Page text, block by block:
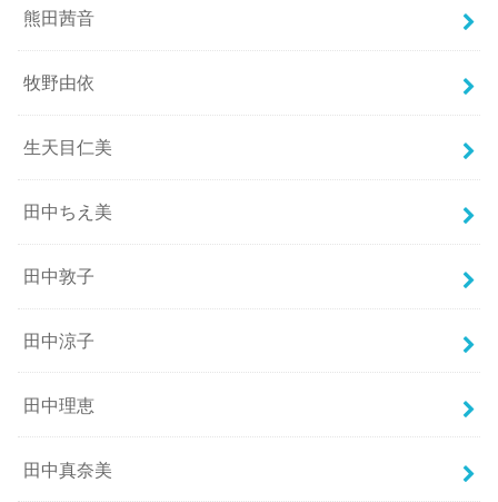
熊田茜音
牧野由依
生天目仁美
田中ちえ美
田中敦子
田中涼子
田中理恵
田中真奈美